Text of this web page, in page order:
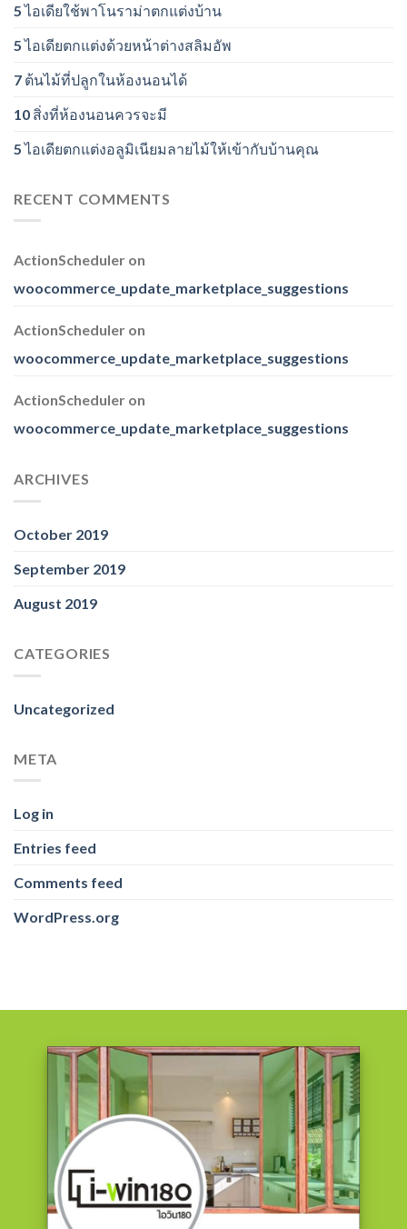
5 ไอเดียใช้พาโนราม่าตกแต่งบ้าน
5 ไอเดียตกแต่งด้วยหน้าต่างสลิมอัพ
7 ต้นไม้ที่ปลูกในห้องนอนได้
10 สิ่งที่ห้องนอนควรจะมี
5 ไอเดียตกแต่งอลูมิเนียมลายไม้ให้เข้ากับบ้านคุณ
RECENT COMMENTS
ActionScheduler on
woocommerce_update_marketplace_suggestions
ActionScheduler on
woocommerce_update_marketplace_suggestions
ActionScheduler on
woocommerce_update_marketplace_suggestions
ARCHIVES
October 2019
September 2019
August 2019
CATEGORIES
Uncategorized
META
Log in
Entries feed
Comments feed
WordPress.org